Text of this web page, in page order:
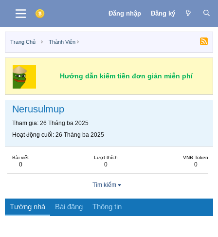
Đăng nhập Đăng ký
Trang Chủ Thành Viên
Hướng dẫn kiếm tiền đơn giản miễn phí
Nerusulmup
Tham gia 26 Tháng ba 2025
Hoạt động cuối 26 Tháng ba 2025
Bài viết
0
Lượt thích
0
VNB Token
0
Tìm kiếm
Tường nhà Bài đăng Thông tin